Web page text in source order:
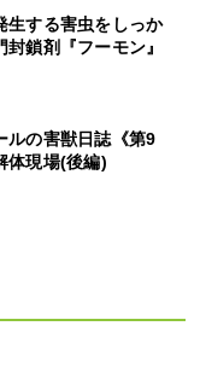
生する害虫をしっか
鎖剤『フーモン』
ルの害獣日誌《第9
体現場(後編)